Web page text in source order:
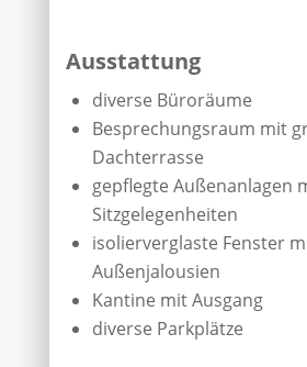
Ausstattung
diverse Büroräume
Besprechungsraum mit
Dachterrasse
gepflegte Außenanlagen
Sitzgelegenheiten
isolierverglaste Fenster
Außenjalousien
Kantine mit Ausgang
diverse Parkplätze